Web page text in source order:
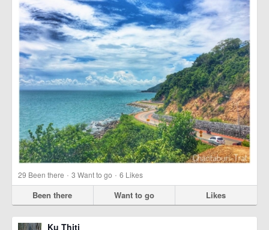
29 Been there · 3 Want to go · 6 Likes
Been there Want to go Likes
Ku Thiti